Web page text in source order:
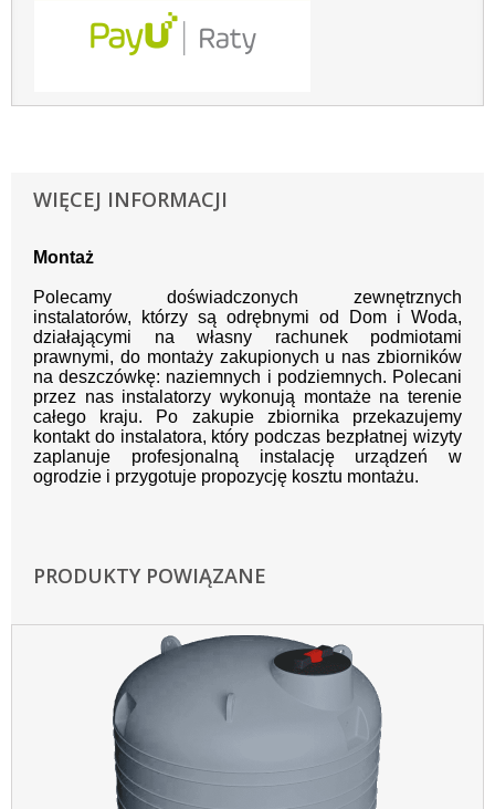
WIĘCEJ INFORMACJI
Montaż
Polecamy doświadczonych zewnętrznych
instalatorów, którzy są odrębnymi od Dom i Woda,
działającymi na własny rachunek podmiotami
prawnymi, do montaży zakupionych u nas zbiorników
na deszczówkę: naziemnych i podziemnych. Polecani
przez nas instalatorzy wykonują montaże na terenie
całego kraju. Po zakupie zbiornika przekazujemy
kontakt do instalatora, który podczas bezpłatnej wizyty
zaplanuje profesjonalną instalację urządzeń w
ogrodzie i przygotuje propozycję kosztu montażu.
PRODUKTY POWIĄZANE